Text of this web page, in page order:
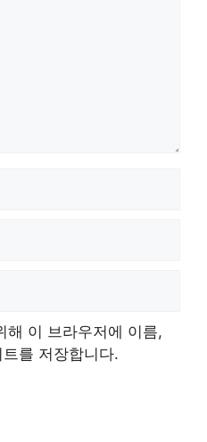
해 이 브라우저에 이름,
를 저장합니다.